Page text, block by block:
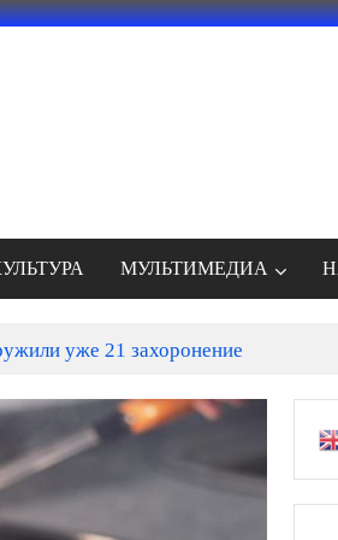
МУЛЬТИМЕДИА
уже 21 захоронение